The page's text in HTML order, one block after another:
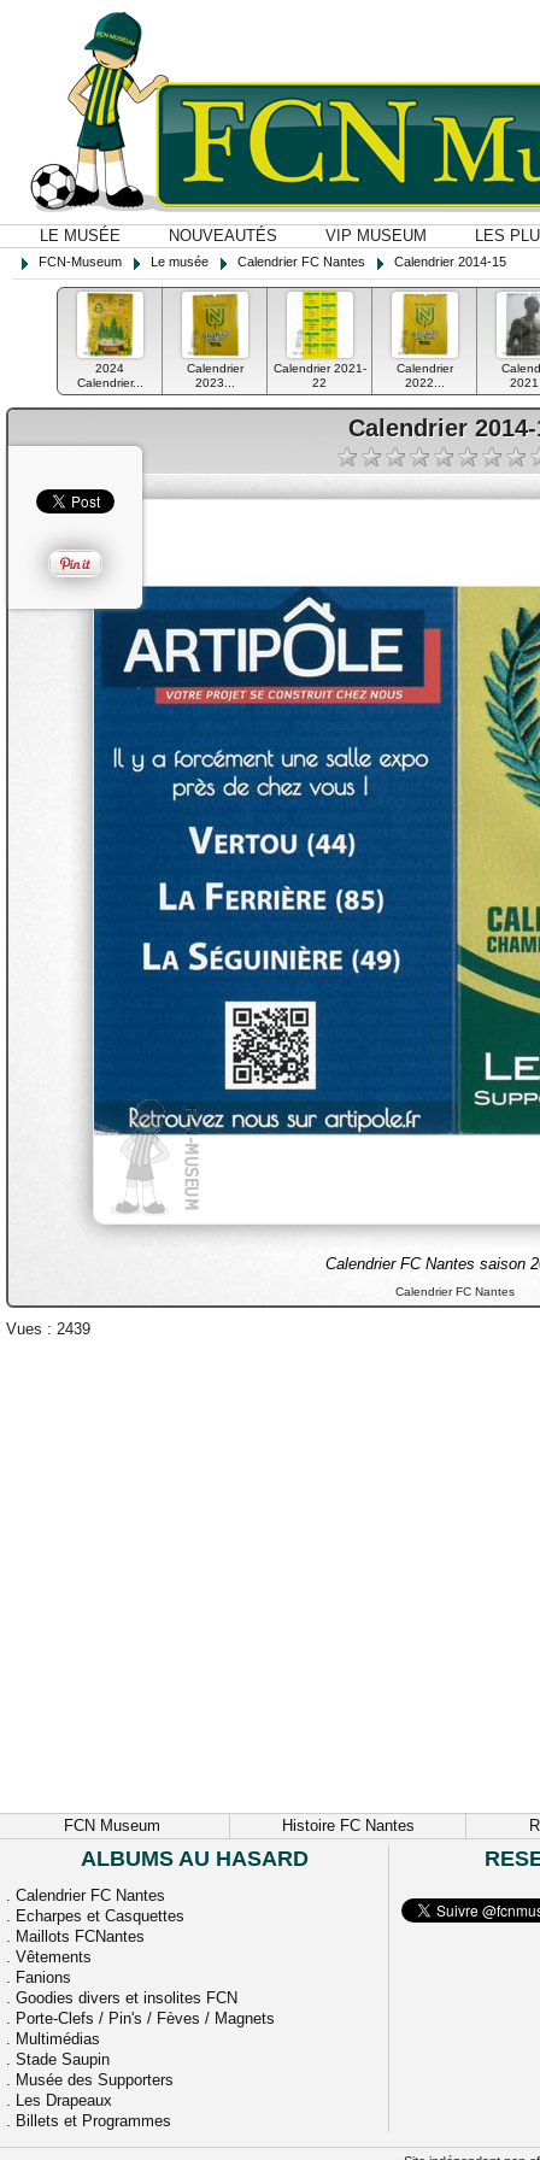
LE MUSÉE NOUVEAUTÉS VIP MUSEUM LES
FCN-Museum Le musée Calendrier FC Nantes Calendrier 2014-15
2024
Calendrier...
Calendrier
2023...
Calendrier 2021-
22
Calendrier
2022...
Calendrier 2014-
Calendrier FC Nantes saison
Calendrier FC Nantes
Vues : 2439
FCN Museum Histoire FC Nantes
ALBUMS AU HASARD
. Calendrier FC Nantes
. Echarpes et Casquettes
. Maillots FCNantes
. Vêtements
. Fanions
. Goodies divers et insolites FCN
. Porte-Clefs / Pin's / Fèves / Magnets
. Multimédias
. Stade Saupin
. Musée des Supporters
. Les Drapeaux
. Billets et Programmes